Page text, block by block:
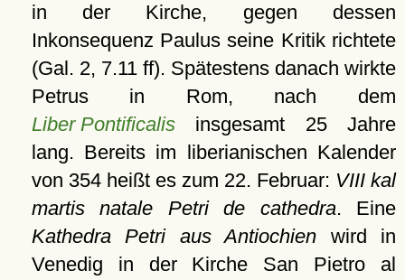
in der Kirche, gegen dessen
Inkonsequenz Paulus seine Kritik richtete
(Gal. 2, 7.11 ff). Spätestens danach wirkte
Petrus in Rom, nach dem
Liber Pontificalisinsgesamt 25 Jahre
lang. Bereits im liberianischen Kalender
von 354 heißt es zum 22. Februar: VIII kal
martis natale Petri de cathedra. Eine
Kathedra Petri aus Antiochien wird in
Venedig in der Kirche San Pietro al